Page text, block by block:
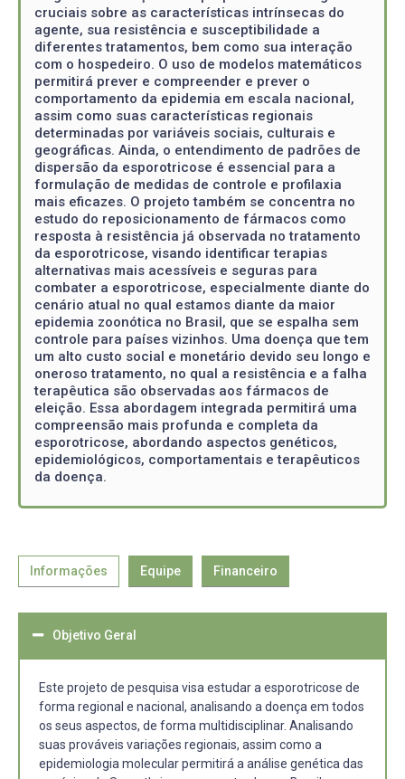
cruciais sobre as características intrínsecas do
agente, sua resistência e susceptibilidade a
diferentes tratamentos, bem como sua interação
com o hospedeiro. O uso de modelos matemáticos
permitirá prever e compreender e prever o
comportamento da epidemia em escala nacional,
assim como suas características regionais
determinadas por variáveis sociais, culturais e
geográficas. Ainda, o entendimento de padrões de
dispersão da esporotricose é essencial para a
formulação de medidas de controle e profilaxia
mais eficazes. O projeto também se concentra no
estudo do reposicionamento de fármacos como
resposta à resistência já observada no tratamento
da esporotricose, visando identificar terapias
alternativas mais acessíveis e seguras para
combater a esporotricose, especialmente diante do
cenário atual no qual estamos diante da maior
epidemia zoonótica no Brasil, que se espalha sem
controle para países vizinhos. Uma doença que tem
um alto custo social e monetário devido seu longo e
oneroso tratamento, no qual a resistência e a falha
terapêutica são observadas aos fármacos de
eleição. Essa abordagem integrada permitirá uma
compreensão mais profunda e completa da
esporotricose, abordando aspectos genéticos,
epidemiológicos, comportamentais e terapêuticos
da doença.
Informações Equipe Financeiro
Objetivo Geral
Este projeto de pesquisa visa estudar a esporotricose de
forma regional e nacional, analisando a doença em todos
os seus aspectos, de forma multidisciplinar. Analisando
suas prováveis variações regionais, assim como a
epidemiologia molecular permitirá a análise genética das